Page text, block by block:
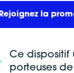
Rejoignez la
Ce dispositif
porteuses